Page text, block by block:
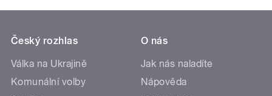
Český rozhlas
Válka na Ukrajině
Komunální volby
O nás
Jak nás naladíte
Nápověda